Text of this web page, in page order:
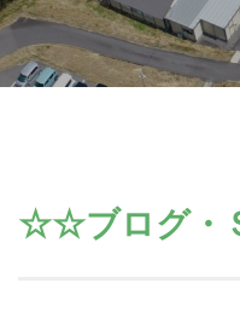
☆☆ブログ・